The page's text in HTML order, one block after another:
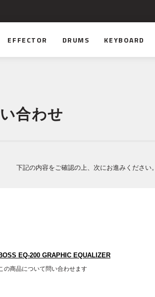
EFFECTOR DRUMS KEYBOARD
合わせ
下記の内容をご確認の上、次にお進みください。
EQ-200 GRAPHIC EQUALIZER
この商品について問い合わせます